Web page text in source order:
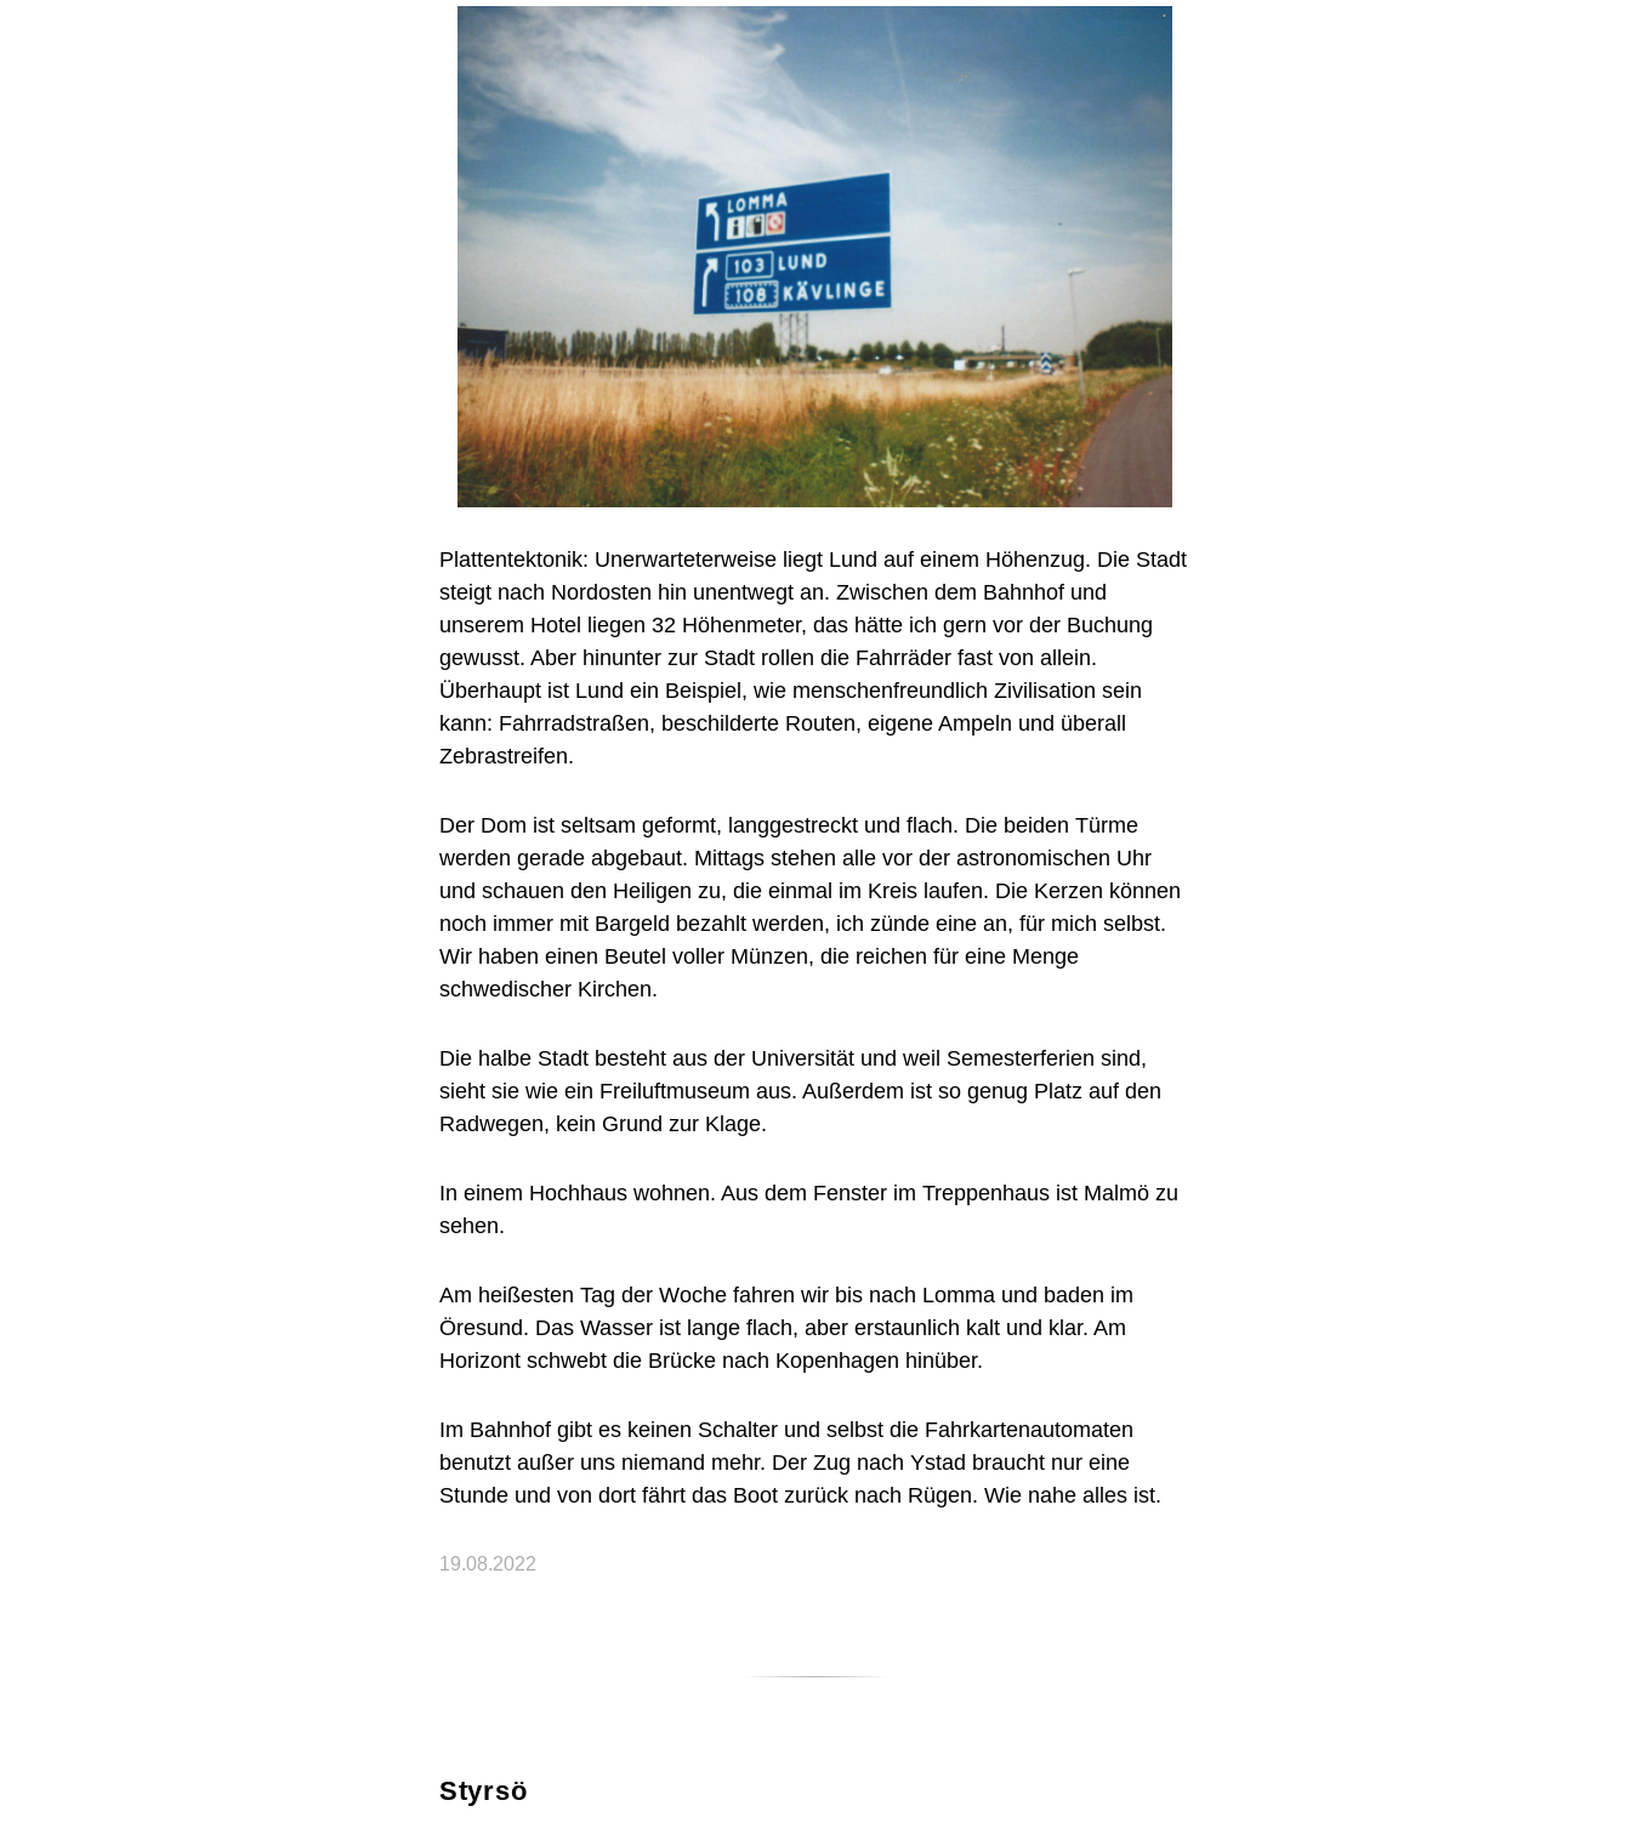
Plattentektonik: Unerwarteterweise liegt Lund auf einem Höhenzug. Die Stadt
steigt nach Nordosten hin unentwegt an. Zwischen dem Bahnhof und
unserem Hotel liegen 32 Höhenmeter, das hätte ich gern vor der Buchung
gewusst. Aber hinunter zur Stadt rollen die Fahrräder fast von allein.
Überhaupt ist Lund ein Beispiel, wie menschenfreundlich Zivilisation sein
kann: Fahrradstraßen, beschilderte Routen, eigene Ampeln und überall
Zebrastreifen.
Der Dom ist seltsam geformt, langgestreckt und flach. Die beiden Türme
werden gerade abgebaut. Mittags stehen alle vor der astronomischen Uhr
und schauen den Heiligen zu, die einmal im Kreis laufen. Die Kerzen können
noch immer mit Bargeld bezahlt werden, ich zünde eine an, für mich selbst.
Wir haben einen Beutel voller Münzen, die reichen für eine Menge
schwedischer Kirchen.
Die halbe Stadt besteht aus der Universität und weil Semesterferien sind,
sieht sie wie ein Freiluftmuseum aus. Außerdem ist so genug Platz auf den
Radwegen, kein Grund zur Klage.
In einem Hochhaus wohnen. Aus dem Fenster im Treppenhaus ist Malmö zu
sehen.
Am heißesten Tag der Woche fahren wir bis nach Lomma und baden im
Öresund. Das Wasser ist lange flach, aber erstaunlich kalt und klar. Am
Horizont schwebt die Brücke nach Kopenhagen hinüber.
Im Bahnhof gibt es keinen Schalter und selbst die Fahrkartenautomaten
benutzt außer uns niemand mehr. Der Zug nach Ystad braucht nur eine
Stunde und von dort fährt das Boot zurück nach Rügen. Wie nahe alles ist.
19.08.2022
Styrsö